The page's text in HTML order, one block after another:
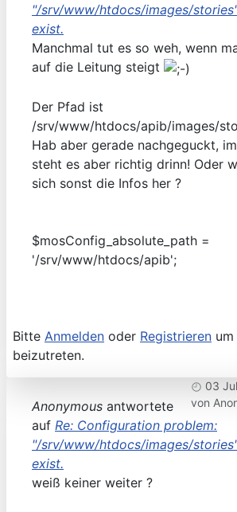
"/srv/www/htdocs/images/
exist.
Manchmal tut es so weh, wenn
auf die Leitung steigt
Der Pfad ist
/srv/www/htdocs/apib/images/
Hab aber gerade nachgeguckt,
steht es aber richtig drinn! Oder
sich sonst die Infos her ?
$mosConfig_absolute_path =
'/srv/www/htdocs/apib';
Bitte Anmelden oder Registrieren
beizutreten.
03
von
Anonymous antwortete
auf Re: Configuration problem:
"/srv/www/htdocs/images/
exist.
weiß keiner weiter ?